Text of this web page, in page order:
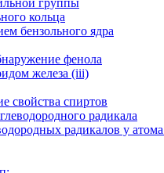
кольца
бензольного ядра
фенола
железа (iii)
свойства спиртов
радикала
радикалов у